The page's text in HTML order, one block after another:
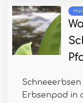
Erbsenpod in